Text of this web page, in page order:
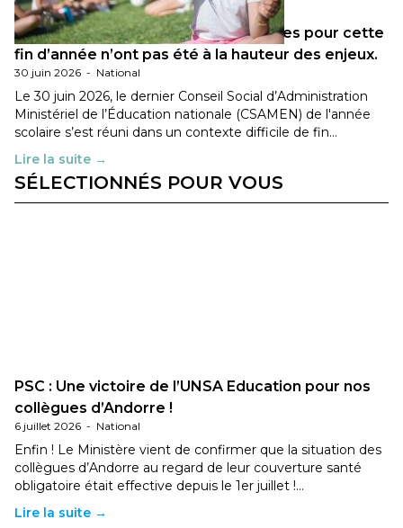
Les décisions ministérielles attendues pour cette
fin d’année n’ont pas été à la hauteur des enjeux.
30 juin 2026 - National
Le 30 juin 2026, le dernier Conseil Social d’Administration
Ministériel de l’Éducation nationale (CSAMEN) de l'année
scolaire s’est réuni dans un contexte difficile de fin…
Lire la suite →
SÉLECTIONNÉS POUR VOUS
PSC : Une victoire de l’UNSA Education pour nos
collègues d’Andorre !
6 juillet 2026 - National
Enfin ! Le Ministère vient de confirmer que la situation des
collègues d’Andorre au regard de leur couverture santé
obligatoire était effective depuis le 1er juillet !…
Lire la suite →